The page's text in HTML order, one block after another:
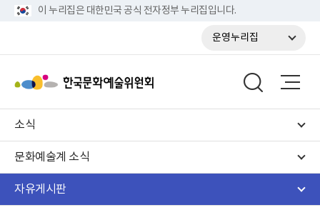
이 누리집은 대한민국 공식 전자정부 누리집입니다.
운영누리집
소식
문화예술계 소식
자유게시판